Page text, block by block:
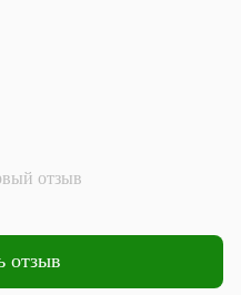
отзыв
отзыв